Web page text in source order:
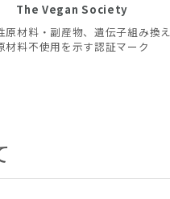
The Vegan Society
原材料・副産物、遺伝子組み換え
材料不使用を示す認証マーク